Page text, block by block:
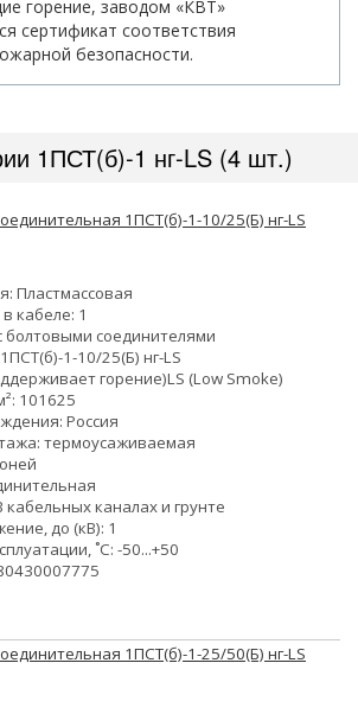
горение, заводом «КВТ»
сертификат соответствия
безопасности.
1ПСТ(б)-1 нг-LS (4 шт.)
1ПСТ(б)-1-10/25(Б) нг-LS
Пластмассовая
кабеле: 1
болтовыми соединителями
1-10/25(Б) нг-LS
горение)LS (Low Smoke)
101625
Россия
термоусаживаемая
кабельных каналах и грунте
до (кВ): 1
˚С: -50...+50
1ПСТ(б)-1-25/50(Б) нг-LS